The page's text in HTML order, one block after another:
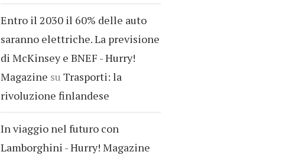
Entro il 2030 il 60% delle auto
saranno elettriche. La previsione
di McKinsey e BNEF - Hurry!
Magazine su Trasporti: la
rivoluzione finlandese
In viaggio nel futuro con
Lamborghini - Hurry! Magazine